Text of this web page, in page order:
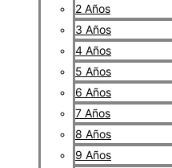
2 Años
3 Años
4 Años
5 Años
6 Años
7 Años
8 Años
9 Años